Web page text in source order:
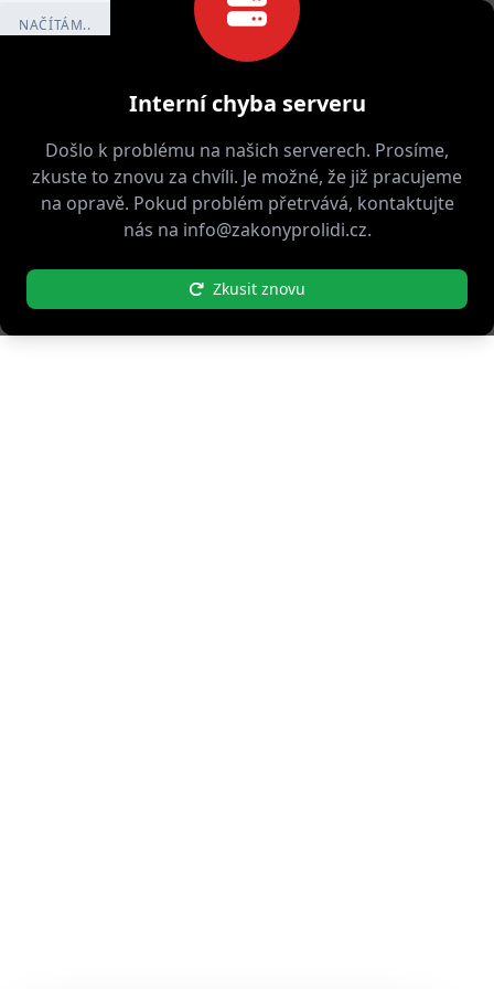
Interní chyba serveru
Došlo k problému na našich serverech. Prosíme,
zkuste to znovu za chvíli. Je možné, že již pracujeme
na opravě. Pokud problém přetrvává, kontaktujte
nás na info@zakonyprolidi.cz.
Zkusit znovu
NAČÍTÁM..